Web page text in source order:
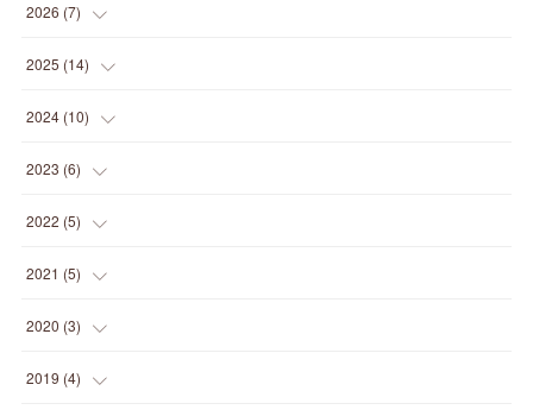
2026 (7)
(1
(3
(
(
2025 (14)
(1
( )
(
(
2024 (10)
( )
( )
(
(
2023 (6)
( )
( )
(
(
2022 (5)
( )
( )
(
2021 (5)
( )
( )
2020 (3)
( )
2019 (4)